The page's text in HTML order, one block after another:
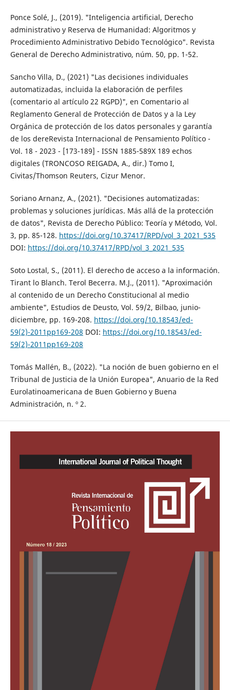
Ponce Solé, J., (2019). "Inteligencia artificial, Derecho
administrativo y Reserva de Humanidad: Algoritmos y
Procedimiento Administrativo Debido Tecnológico". Revista
General de Derecho Administrativo, núm. 50, pp. 1-52.
Sancho Villa, D., (2021) "Las decisiones individuales
automatizadas, incluida la elaboración de perfiles
(comentario al artículo 22 RGPD)", en Comentario al
Reglamento General de Protección de Datos y a la Ley
Orgánica de protección de los datos personales y garantía
de los dereRevista Internacional de Pensamiento Político -
Vol. 18 - 2023 - [173-189] - ISSN 1885-589X 189 echos
digitales (TRONCOSO REIGADA, A., dir.) Tomo I,
Civitas/Thomson Reuters, Cizur Menor.
Soriano Arnanz, A., (2021). "Decisiones automatizadas:
problemas y soluciones jurídicas. Más allá de la protección
de datos", Revista de Derecho Público: Teoría y Método, Vol.
3, pp. 85-128. https://doi.org/10.37417/RPD/vol_3_2021_535
DOI: https://doi.org/10.37417/RPD/vol_3_2021_535
Soto Lostal, S., (2011). El derecho de acceso a la información.
Tirant lo Blanch. Terol Becerra. M.J., (2011). "Aproximación
al contenido de un Derecho Constitucional al medio
ambiente", Estudios de Deusto, Vol. 59/2, Bilbao, junio-
diciembre, pp. 169-208. https://doi.org/10.18543/ed-
59(2)-2011pp169-208 DOI: https://doi.org/10.18543/ed-
59(2)-2011pp169-208
Tomás Mallén, B., (2022). "La noción de buen gobierno en el
Tribunal de Justicia de la Unión Europea", Anuario de la Red
Eurolatinoamericana de Buen Gobierno y Buena
Administración, n. º 2.